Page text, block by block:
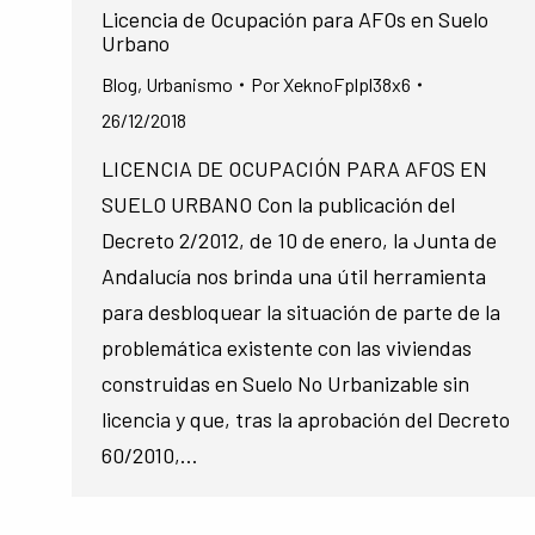
Licencia de Ocupación para AFOs en Suelo
Urbano
Blog, Urbanismo PorXeknoFplpl38x6
26/12/2018
LICENCIA DE OCUPACIÓN PARA AFOS EN
SUELO URBANO Con la publicación del
Decreto 2/2012, de 10 de enero, la Junta de
Andalucía nos brinda una útil herramienta
para desbloquear la situación de parte de la
problemática existente con las viviendas
construidas en Suelo No Urbanizable sin
licencia y que, tras la aprobación del Decreto
60/2010,…